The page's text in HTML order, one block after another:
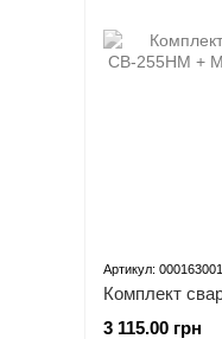
Артикул: 000163001
3 115.00 грн